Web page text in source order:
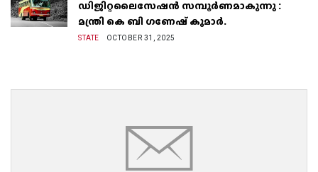
ഡിജിറ്റലൈസേഷൻ സമ്പൂർണമാകുന്നു :
മന്ത്രി കെ ബി ഗണേഷ് കുമാർ.
STATE OCTOBER 31, 2025